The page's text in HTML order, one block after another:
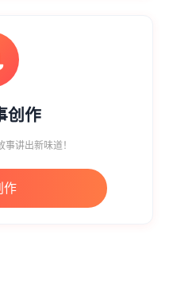
创作
讲出新味道！
作